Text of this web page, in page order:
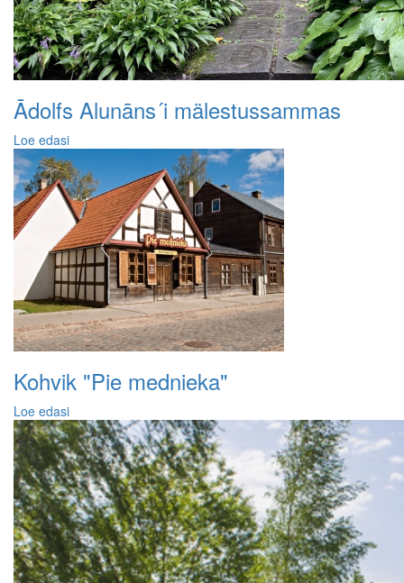
Ādolfs Alunāns´i mälestussammas
Loe edasi
Kohvik "Pie mednieka"
Loe edasi